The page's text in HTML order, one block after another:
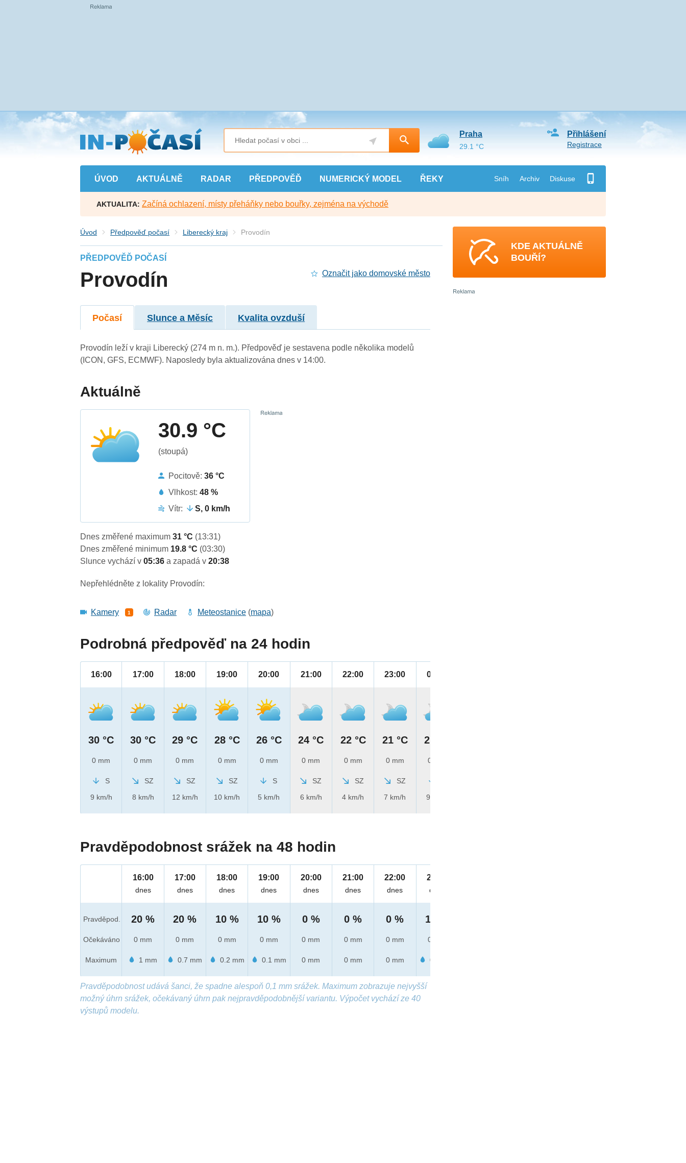
Přejít
na
hlavní
obsah
ÚVOD AKTUÁLNĚ RADAR PŘEDPOVĚĎ NUMERICKÝ MODEL ŘEKY Sníh Archiv Diskuse
Přihlášení
Registrace
Praha
29.1 °C
AKTUALITA: Začíná ochlazení, místy přeháňky nebo bouřky, zejména na východě
Úvod Předpověď počasí Liberecký kraj Provodín
PŘEDPOVĚĎ POČASÍ
Provodín Označit jako domovské město
Počasí Slunce a Měsíc Kvalita ovzduší
Provodín leží v kraji Liberecký (274 m n. m.). Předpověď je sestavena podle několika modelů
(ICON, GFS, ECMWF). Naposledy byla aktualizována dnes v 14:00.
Aktuálně
30.9 °C
(stoupá)
Pocitově:36 °C
Vlhkost:48 %
Vítr:
S, 0 km/h
Dnes změřené maximum31 °C (13:31)
Dnes změřené minimum 19.8 °C (03:30)
Slunce vychází v05:36a zapadá v20:38
Nepřehlédněte z lokality Provodín:
Kamery 1 Radar Meteostanice (mapa)
Podrobná předpověď na 24 hodin
16:00
30 °C
0 mm
S
9 km/h
17:00
30 °C
0 mm
SZ
8 km/h
18:00
29 °C
0 mm
SZ
12 km/h
19:00
28 °C
0 mm
SZ
10 km/h
20:00
26 °C
0 mm
S
5 km/h
21:00
24 °C
0 mm
SZ
6 km/h
22:00
22 °C
0 mm
SZ
4 km/h
23:00
21 °C
0 mm
SZ
7 km/h
00:00
21 °C
0 mm
9 km/h
Pravděpodobnost srážek na 48 hodin
Pravděpod.
Očekáváno
Maximum
16:00
dnes
20 %
0 mm
1 mm
17:00
dnes
20 %
0 mm
0.7 mm
18:00
dnes
10 %
0 mm
0.2 mm
19:00
dnes
10 %
0 mm
0.1 mm
20:00
dnes
0 %
0 mm
0 mm
21:00
dnes
0 %
0 mm
0 mm
22:00
dnes
0 %
0 mm
0 mm
23:00
dnes
10 %
0 mm
0.1 mm
Pravděpodobnost udává šanci, že spadne alespoň 0,1 mm srážek. Maximum zobrazuje nejvyšší
možný úhrn srážek, očekávaný úhrn pak nejpravděpodobnější variantu. Výpočet vychází ze 40
výstupů modelu.
KDE AKTUÁLNĚ
BOUŘÍ?